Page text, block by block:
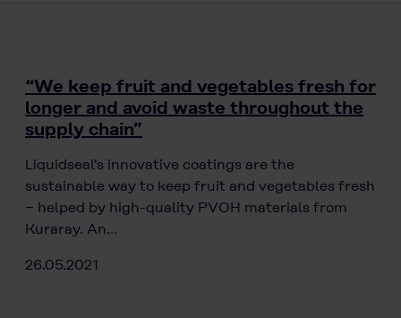
“We keep fruit and vegetables fresh for
longer and avoid waste throughout the
supply chain”
Liquidseal's innovative coatings are the
sustainable way to keep fruit and vegetables fresh
− helped by high-quality PVOH materials from
Kuraray. An…
26.05.2021